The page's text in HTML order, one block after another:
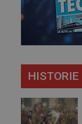
HISTORIE